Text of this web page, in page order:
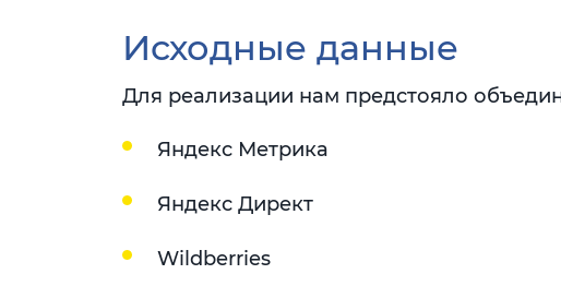
Исходные данные
Для реализации нам предстояло
Яндекс Метрика
Яндекс Директ
Wildberries